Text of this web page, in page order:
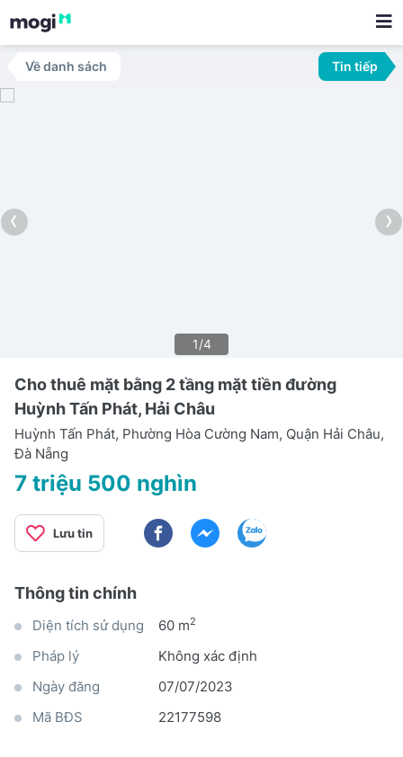
Về danh sách Tin tiếp
‹ ›
1/4
Cho thuê mặt bằng 2 tầng mặt tiền đường
Huỳnh Tấn Phát, Hải Châu
Huỳnh Tấn Phát, Phường Hòa Cường Nam, Quận Hải Châu,
Đà Nẵng
7 triệu 500 nghìn
Lưu tin
Thông tin chính
Diện tích sử dụng 60 m2
Pháp lý
Không xác định
Ngày đăng
07/07/2023
Mã BĐS
22177598